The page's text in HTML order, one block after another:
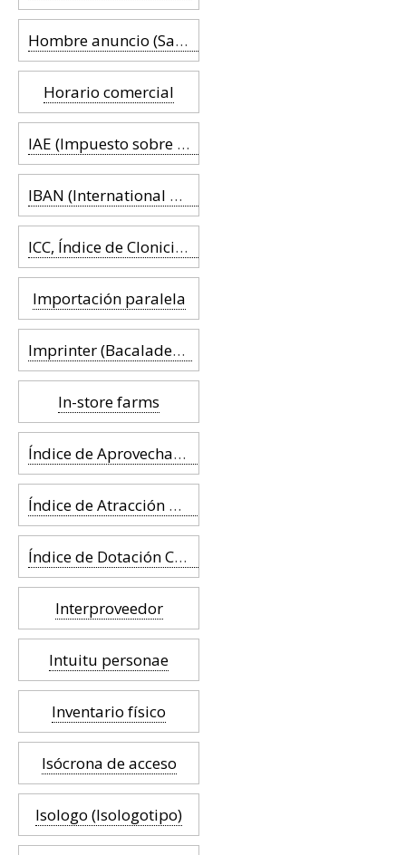
Hombre anuncio (Sandwich man)
Horario comercial
IAE (Impuesto sobre Actividades Económicas)
IBAN (International Bank Account Number)
ICC, Índice de Clonicidad Comercial
Importación paralela
Imprinter (Bacaladera)
In-store farms
Índice de Aprovechamiento del Tejido Comercial (IATC)
Índice de Atracción Comercial (IAC)
Índice de Dotación Comercial (IDC)
Interproveedor
Intuitu personae
Inventario físico
Isócrona de acceso
Isologo (Isologotipo)